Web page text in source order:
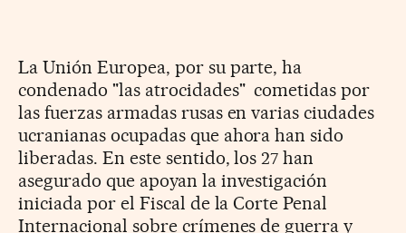
La Unión Europea, por su parte, ha
condenado "las atrocidades" cometidas por
las fuerzas armadas rusas en varias ciudades
ucranianas ocupadas que ahora han sido
liberadas. En este sentido, los 27 han
asegurado que apoyan la investigación
iniciada por el Fiscal de la Corte Penal
Internacional sobre crímenes de guerra y